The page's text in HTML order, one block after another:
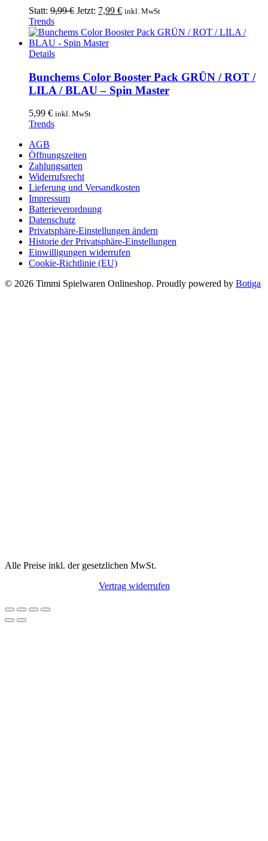
Statt: 9,99€ Ursprünglicher
war:
9,99 €
Jetzt: 7,99 €Aktueller
ist:
inkl. MwSt
Trends
DetailsDieses
weist
mehrere
Varianten
Die
der
Produktseite
gewählt
werden
Bunchems Color Booster Pack GRÜN / ROT /
LILA / BLAU – Spin Master
5,99 € inkl. MwSt
Trends
AGB
Öffnungszeiten
Zahlungsarten
Widerrufsrecht
Lieferung und Versandkosten
Impressum
Batterieverordnung
Datenschutz
Privatsphäre-Einstellungen ändern
Historie der Privatsphäre-Einstellungen
Einwilligungen widerrufen
Cookie-Richtlinie (EU)
© 2026 Timmi Spielwaren Onlineshop. Proudly powered by Botiga
Alle Preise inkl. der gesetzlichen MwSt.
Vertrag widerrufen